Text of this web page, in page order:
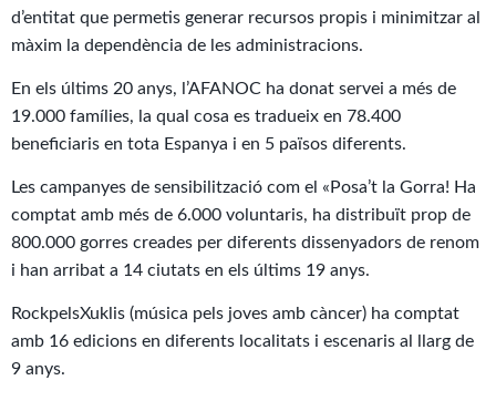
d’entitat que permetis generar recursos propis i minimitzar al
màxim la dependència de les administracions.
En els últims 20 anys, l’AFANOC ha donat servei a més de
19.000 famílies, la qual cosa es tradueix en 78.400
beneficiaris en tota Espanya i en 5 països diferents.
Les campanyes de sensibilització com el «Posa’t la Gorra! Ha
comptat amb més de 6.000 voluntaris, ha distribuït prop de
800.000 gorres creades per diferents dissenyadors de renom
i han arribat a 14 ciutats en els últims 19 anys.
RockpelsXuklis (música pels joves amb càncer) ha comptat
amb 16 edicions en diferents localitats i escenaris al llarg de
9 anys.